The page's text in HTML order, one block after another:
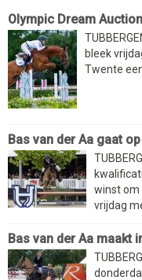
Olympic Dream
bleek
Twente
Bas van der Aa gaat
winst om
vrijdag
Bas van der Aa maakt